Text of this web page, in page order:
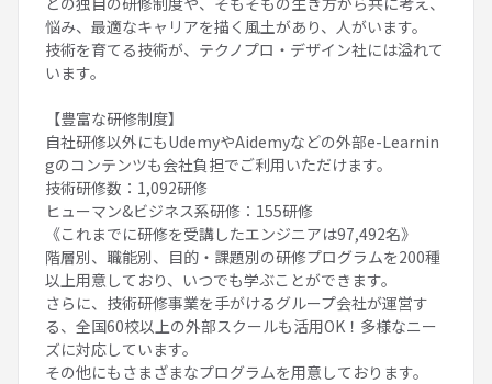
悩み、最適なキャリアを描く風土があり、人がいます。
技術を育てる技術が、テクノプロ・デザイン社には溢れて
います。
【豊富な研修制度】
自社研修以外にもUdemyやAidemyなどの外部e-Learnin
gのコンテンツも会社負担でご利用いただけます。
技術研修数：1,092研修
ヒューマン&ビジネス系研修：155研修
《これまでに研修を受講したエンジニアは97,492名》
階層別、職能別、目的・課題別の研修プログラムを200種
以上用意しており、いつでも学ぶことができます。
さらに、技術研修事業を手がけるグループ会社が運営す
る、全国60校以上の外部スクールも活用OK！多様なニー
ズに対応しています。
その他にもさまざまなプログラムを用意しております。